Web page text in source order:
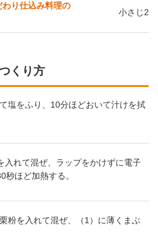
り仕込み料理の
小さじ2
くり方
塩をふり、10分ほどおいて汁けを拭
入れて混ぜ、ラップをかけずに電子
秒ほど加熱する。
粉を入れて混ぜ、（1）に薄くまぶ